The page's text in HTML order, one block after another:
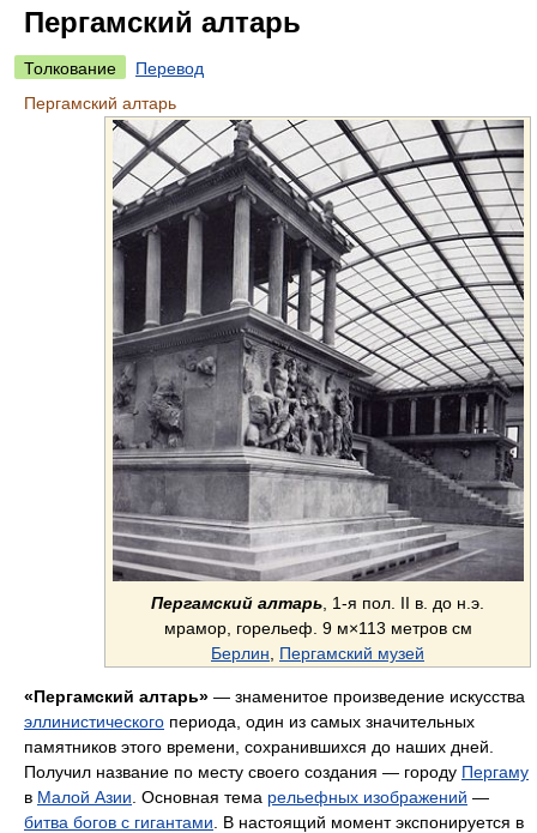
Пергамский алтарь
Толкование
Перевод
Пергамский алтарь
Пергамский алтарь , 1-я пол. II в. до н.э.
мрамор, горельеф. 9 м×113 метров см
Берлин
Пергамский музей
«Пергамский алтарь» — знаменитое произведение искусства
эллинистического периода, один из самых значительных
памятников этого времени, сохранившихся до наших дней.
Получил название по месту своего создания — городу Пергаму
в Малой Азии . Основная тема рельефных изображений —
битва богов с гигантами . В настоящий момент экспонируется в